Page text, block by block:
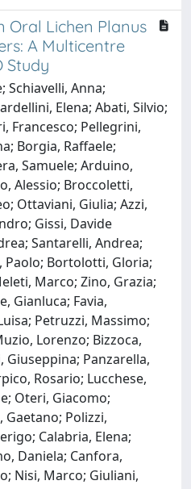
Oral Lichen Planus
A Multicentre
Study
Schiavelli, Anna;
Elena; Abati, Silvio;
Francesco; Pellegrini,
Borgia, Raffaele;
Samuele; Arduino,
Alessio; Broccoletti,
Ottaviani, Giulia; Azzi,
Gissi, Davide
Santarelli, Andrea;
Paolo; Bortolotti, Gloria;
Marco; Zino, Grazia;
Gianluca; Favia,
Petruzzi, Massimo;
Lorenzo; Bizzoca,
Giuseppina; Panzarella,
Rosario; Lucchese,
Oteri, Giacomo;
Polizzi,
Calabria, Elena;
Daniela; Canfora,
Nisi, Marco; Giuliani,